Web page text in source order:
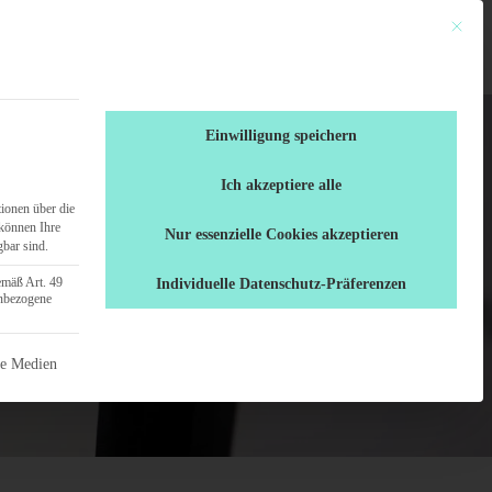
Mit
über die
Ihre
sind.
Art. 49
abgewählt werden.
Medien
Einwilligung speichern
Ich akzeptiere alle
Nur essenzielle Cookies akzeptieren
Individuelle Datenschutz-Präferenzen